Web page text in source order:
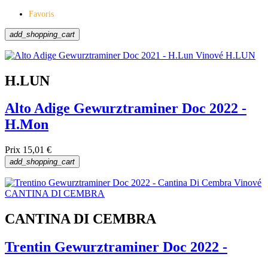
Apéritif
Dîner de poisson
Soirée détente
Artisan
Fruité
Tags
Exclusif
Favoris
Voir les Produits13
Favoris
add_shopping_cart
H.LUN
Alto Adige Gewurztraminer Doc 2022 -
H.Mon
Prix 15,01 €
add_shopping_cart
CANTINA DI CEMBRA
Trentin Gewurztraminer Doc 2022 -